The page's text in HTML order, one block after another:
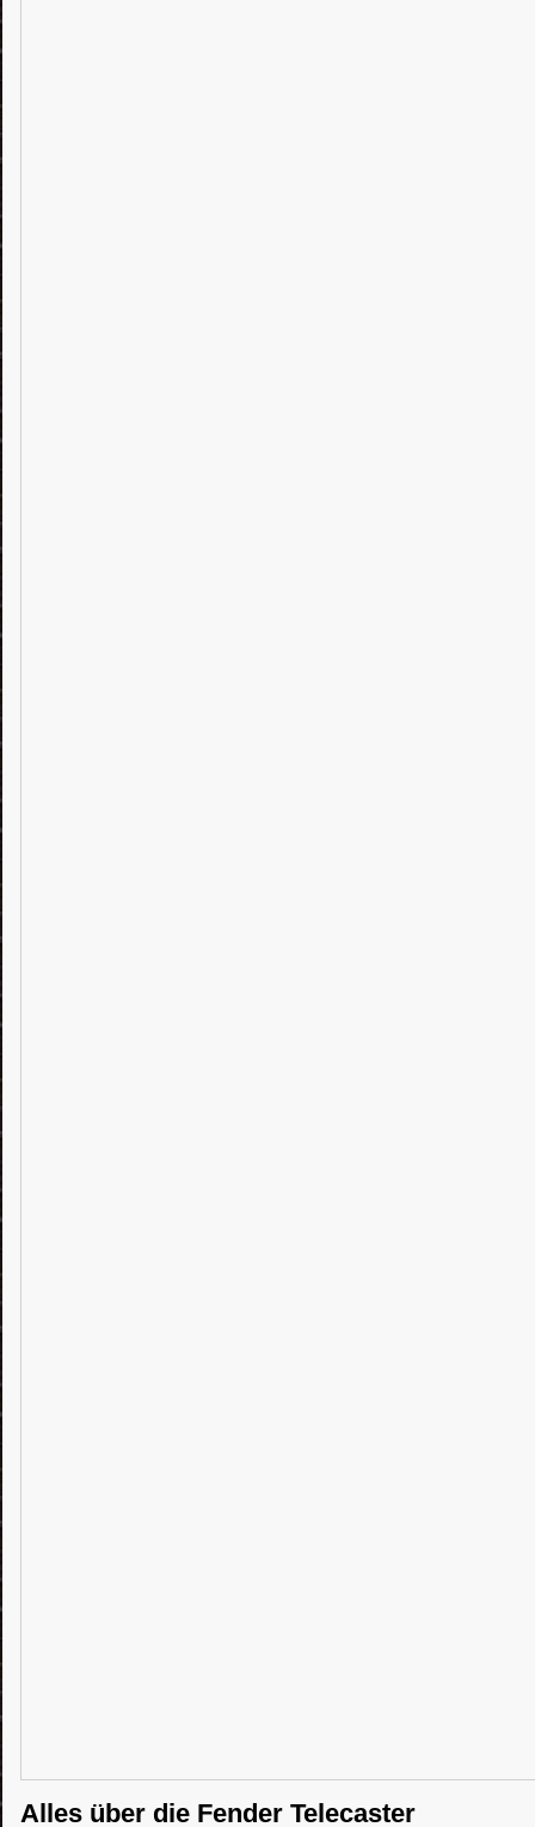
Alles über die Fender Telecaster